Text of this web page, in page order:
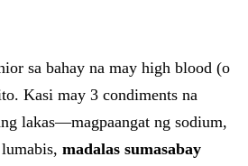
sa bahay na may high blood (o
Kasi may 3 condiments na
lakas—magpaangat ng sodium,
madalas sumasabay